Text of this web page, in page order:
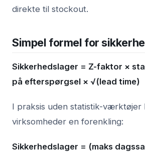
direkte til stockout.
Simpel formel for
Sikkerhedslager = Z-faktor ×
på efterspørgsel × √(lead time)
I praksis uden statistik-værktøjer
virksomheder en forenkling:
Sikkerhedslager = (maks